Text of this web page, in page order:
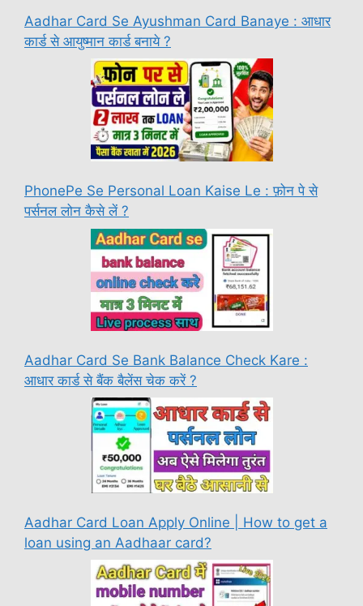
Aadhar Card Se Ayushman Card Banaye : आधार
कार्ड से आयुष्मान कार्ड बनाये ?
PhonePe Se Personal Loan Kaise Le : फ़ोन पे से
पर्सनल लोन कैसे लें ?
Aadhar Card Se Bank Balance Check Kare :
आधार कार्ड से बैंक बैलेंस चेक करें ?
Aadhar Card Loan Apply Online | How to get a
loan using an Aadhaar card?